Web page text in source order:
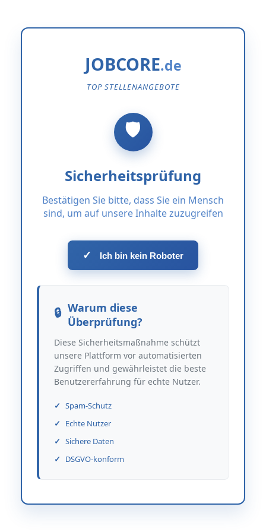
JOBCORE
TOP STELLENANGEBOTE
Sicherheitsprüfung
Bestätigen Sie bitte, dass Sie ein Mensch
sind, um auf unsere Inhalte zuzugreifen
✓ Ich bin kein Roboter
Warum diese
Überprüfung?
Diese Sicherheitsmaßnahme schützt
unsere Plattform vor automatisierten
Zugriffen und gewährleistet die beste
Benutzererfahrung für echte Nutzer.
Spam-Schutz
Echte Nutzer
Sichere Daten
DSGVO-konform